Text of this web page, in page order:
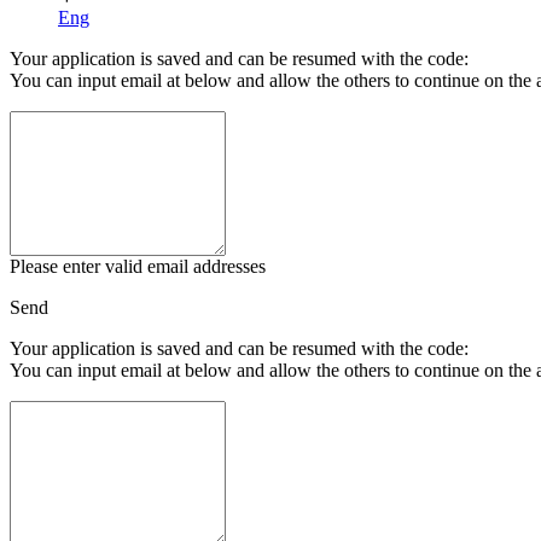
Eng
Your application is saved and can be resumed with the code:
You can input email at below and allow the others to continue on the
Please enter valid email addresses
Send
Your application is saved and can be resumed with the code:
You can input email at below and allow the others to continue on the